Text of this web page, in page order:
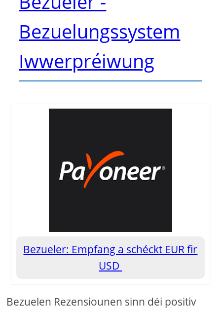
Bezuelungssystem
Iwwerpréiwung
Bezueler: Empfang a schéckt EUR fir
USD
Bezuelen Rezensiounen sinn déi positiv